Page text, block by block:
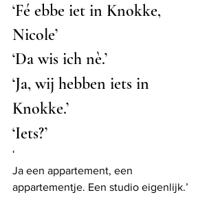
‘Fé ebbe iet in Knokke,
Nicole’
‘Da wis ich nè.’
‘Ja, wij hebben iets in
Knokke.’
‘Iets?’
‘
Ja een appartement, een
appartementje. Een studio eigenlijk.’